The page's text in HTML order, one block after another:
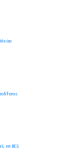
en BCS